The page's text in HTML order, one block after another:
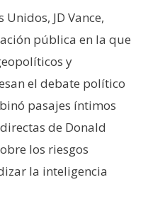
JD Vance,
pública en la que
y
el debate político
pasajes íntimos
de Donald
los riesgos
la inteligencia